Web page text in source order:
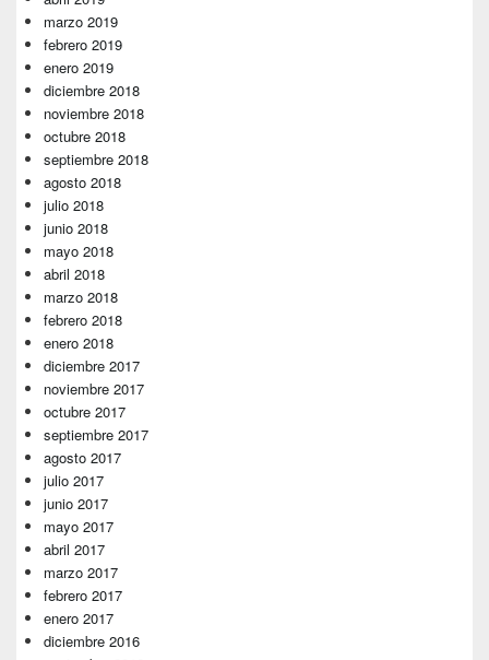
marzo 2019
febrero 2019
enero 2019
diciembre 2018
noviembre 2018
octubre 2018
septiembre 2018
agosto 2018
julio 2018
junio 2018
mayo 2018
abril 2018
marzo 2018
febrero 2018
enero 2018
diciembre 2017
noviembre 2017
octubre 2017
septiembre 2017
agosto 2017
julio 2017
junio 2017
mayo 2017
abril 2017
marzo 2017
febrero 2017
enero 2017
diciembre 2016